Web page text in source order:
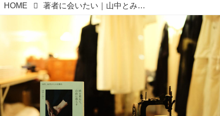
HOME 著者に会いたい｜山中とみこさん「出版記念トークイベント」